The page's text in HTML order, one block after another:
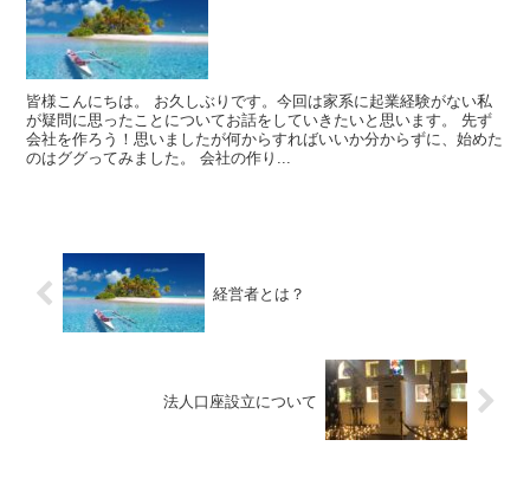
皆様こんにちは。 お久しぶりです。今回は家系に起業経験がない私
が疑問に思ったことについてお話をしていきたいと思います。 先ず
会社を作ろう！思いましたが何からすればいいか分からずに、始めた
のはググってみました。 会社の作り...
経営者とは？
法人口座設立について